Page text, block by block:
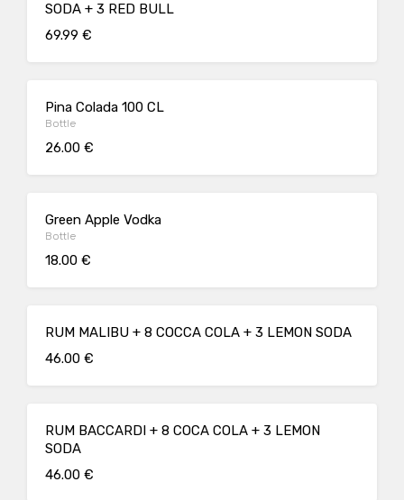
SODA + 3 RED BULL
69.99 €
Pina Colada 100 CL
Bottle
26.00 €
Green Apple Vodka
Bottle
18.00 €
RUM MALIBU + 8 COCCA COLA + 3 LEMON SODA
46.00 €
RUM BACCARDI + 8 COCA COLA + 3 LEMON
SODA
46.00 €